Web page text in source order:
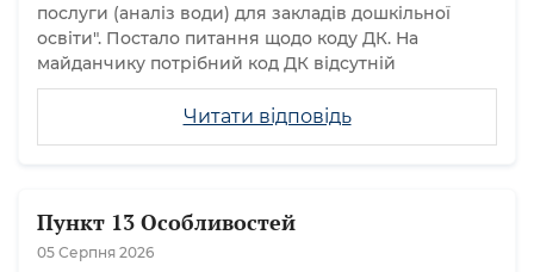
Читати відповідь
послуги (аналіз води) для закладів дошкільної
освіти". Постало питання щодо коду ДК. На
майданчику потрібний код ДК відсутній
Пункт 13 Особливостей
05 Серпня 2026